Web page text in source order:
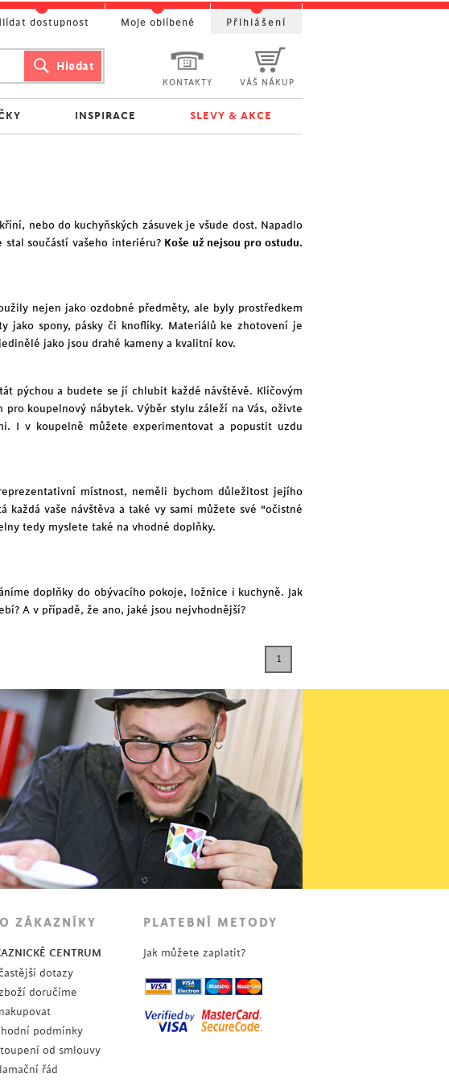
nebo do kuchyňských zásuvek je všude dost. Napadlo
součástí vašeho interiéru? Koše už nejsou pro ostudu.
nejen jako ozdobné předměty, ale byly prostředkem
jako spony, pásky či knoflíky. Materiálů ke zhotovení je
jako jsou drahé kameny a kvalitní kov.
pýchou a budete se jí chlubit každé návštěvě. Klíčovým
koupelnový nábytek. Výběr stylu záleží na Vás, oživte
I v koupelně můžete experimentovat a popustit uzdu
místnost, neměli bychom důležitost jejího
vaše návštěva a také vy sami můžete své "očistné
tedy myslete také na vhodné doplňky.
doplňky do obývacího pokoje, ložnice i kuchyně. Jak
A v případě, že ano, jaké jsou nejvhodnější?
1
KONTAKTY VÁŠ NÁKUP
INSPIRACE SLEVY & AKCE
dostupnost Moje oblíbené Přihlášení
ZÁKAZNÍKY
CENTRUM
dotazy
doručíme
podmínky
od smlouvy
řád
PLATEBNÍ METODY
Jak můžete zaplatit?